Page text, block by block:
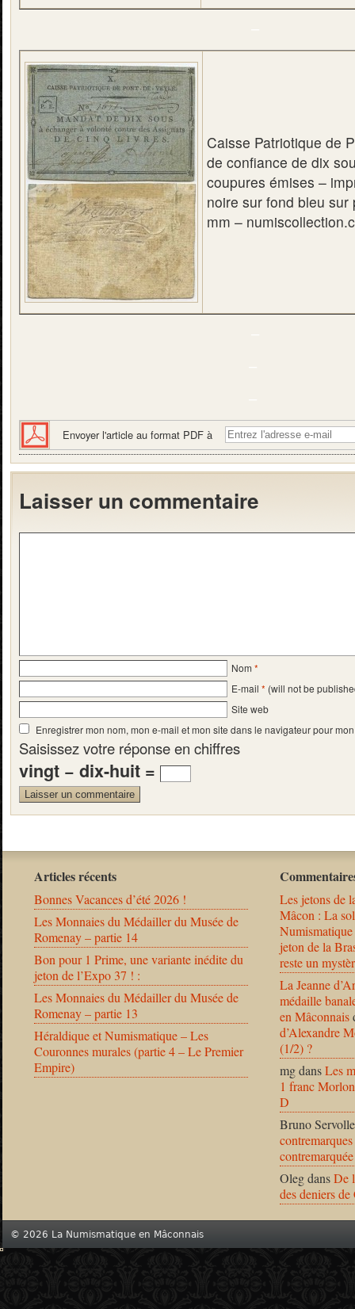
Caisse Patriotique de
de confiance de dix
coupures émises –
noire sur fond bleu
mm –
Envoyer l'article au format PDF à
Laisser un commentaire
Nom *
E-mail * (will not be
Site web
Enregistrer mon nom, mon e-mail et mon site dans le navigateur pour
Saisissez votre réponse en chiffres
vingt − dix-huit =
Articles récents
Bonnes Vacances d’été 2026 !
Les Monnaies du Médailler du Musée de
Romenay – partie 14
Bon pour 1 Prime, une variante inédite du
jeton de l’Expo 37 ! :
Les Monnaies du Médailler du Musée de
Romenay – partie 13
Héraldique et Numismatique – Les
Couronnes murales (partie 4 – Le Premier
Empire)
Les jetons de
Mâcon : La
jeton de la
reste un
La Jeanne
médaille
en Mâconnais
d’Alexandre
(1/2) ?
mgdansLes
1 franc
D
Bruno Servolle
OlegdansDe
des deniers
© 2026 La Numismatique en Mâconnais